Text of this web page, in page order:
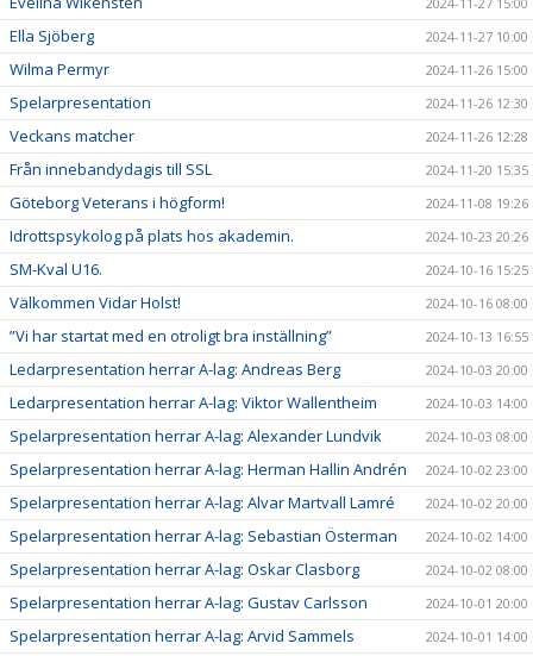
Ella Sjöberg 2024-11-27 10:00
Wilma Permyr 2024-11-26 15:00
Spelarpresentation 2024-11-26 12:30
Veckans matcher 2024-11-26 12:28
Från innebandydagis till SSL 2024-11-20 15:35
Göteborg Veterans i högform! 2024-11-08 19:26
Idrottspsykolog på plats hos akademin. 2024-10-23 20:26
SM-Kval U16. 2024-10-16 15:25
Välkommen Vidar Holst! 2024-10-16 08:00
”Vi har startat med en otroligt bra inställning” 2024-10-13 16:55
Ledarpresentation herrar A-lag: Andreas Berg 2024-10-03 20:00
Ledarpresentation herrar A-lag: Viktor Wallentheim 2024-10-03 14:00
Spelarpresentation herrar A-lag: Alexander Lundvik 2024-10-03 08:00
Spelarpresentation herrar A-lag: Herman Hallin Andrén 2024-10-02 23:00
Spelarpresentation herrar A-lag: Alvar Martvall Lamré 2024-10-02 20:00
Spelarpresentation herrar A-lag: Sebastian Österman 2024-10-02 14:00
Spelarpresentation herrar A-lag: Oskar Clasborg 2024-10-02 08:00
Spelarpresentation herrar A-lag: Gustav Carlsson 2024-10-01 20:00
Spelarpresentation herrar A-lag: Arvid Sammels 2024-10-01 14:00